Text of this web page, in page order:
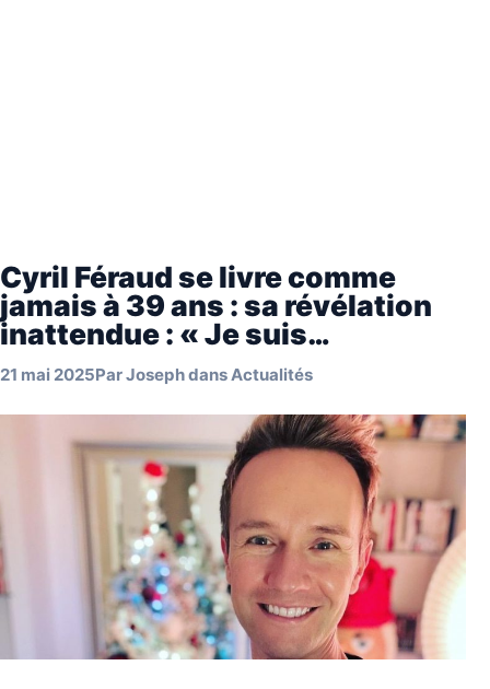
Cyril Féraud se livre comme
jamais à 39 ans : sa révélation
inattendue : « Je suis…
21 mai 2025ParJosephdansActualités